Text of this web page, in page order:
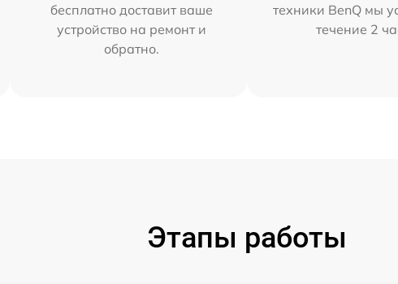
бесплатно доставит ваше
устройство на ремонт и
обратно.
техники BenQ мы
течение 2
Этапы работы